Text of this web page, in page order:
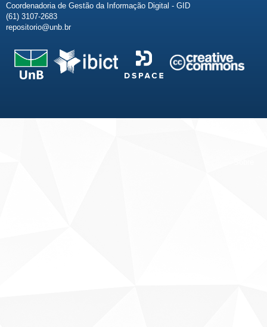
Coordenadoria de Gestão da Informação Digital - GID
(61) 3107-2683
repositorio@unb.br